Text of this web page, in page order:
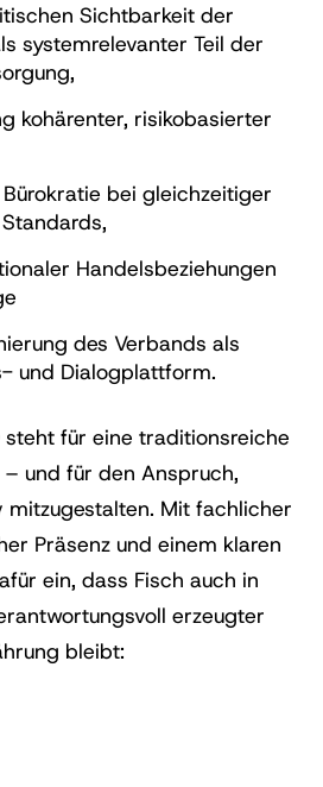
Sichtbarkeit der
systemrelevanter Teil der
kohärenter, risikobasierter
bei gleichzeitiger
Handelsbeziehungen
des Verbands als
und Dialogplattform.
steht für eine traditionsreiche
und für den Anspruch,
mitzugestalten. Mit fachlicher
Präsenz und einem klaren
ein, dass Fisch auch in
erzeugter
bleibt: